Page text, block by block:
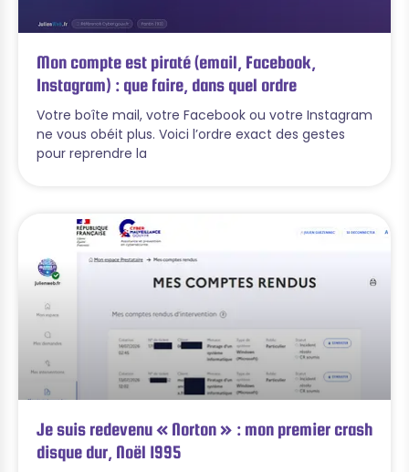
Mon compte est piraté (email, Facebook,
Instagram) : que faire, dans quel ordre
Votre boîte mail, votre Facebook ou votre Instagram
ne vous obéit plus. Voici l’ordre exact des gestes
pour reprendre la
Je suis redevenu « Norton » : mon premier crash
disque dur, Noël 1995